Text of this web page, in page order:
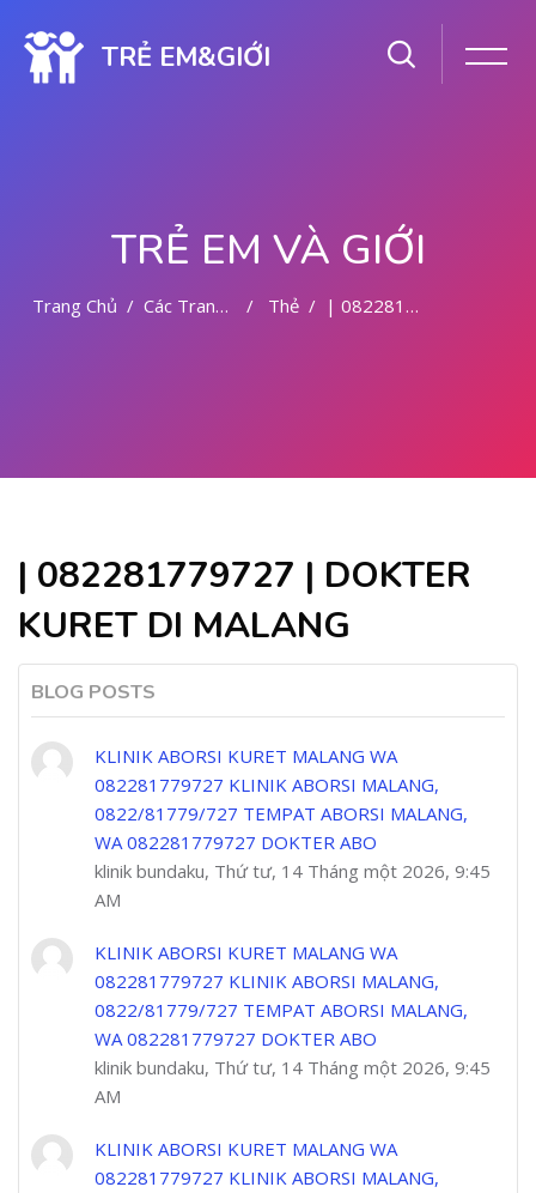
TRẺ EM&GIỚI
TRẺ EM VÀ GIỚI
Trang Chủ Các Trang Của Hệ Thống Thẻ | 082281779727 | DOKTER KURET DI MALANG
| 082281779727 | DOKTER
KURET DI MALANG
BLOG POSTS
KLINIK ABORSI KURET MALANG WA
082281779727 KLINIK ABORSI MALANG,
0822/81779/727 TEMPAT ABORSI MALANG,
WA 082281779727 DOKTER ABO
klinik bundaku, Thứ tư, 14 Tháng một 2026, 9:45
AM
KLINIK ABORSI KURET MALANG WA
082281779727 KLINIK ABORSI MALANG,
0822/81779/727 TEMPAT ABORSI MALANG,
WA 082281779727 DOKTER ABO
klinik bundaku, Thứ tư, 14 Tháng một 2026, 9:45
AM
KLINIK ABORSI KURET MALANG WA
082281779727 KLINIK ABORSI MALANG,